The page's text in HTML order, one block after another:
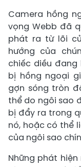
Camera hồng
vọng Webb đã
phát ra từ lõi
hướng của
chiếc diều
bị hồng ngoại
gợn sóng tròn
thể do ngôi sao
bị đẩy ra trong
nó, hoặc có thể
của ngôi sao
Những phát